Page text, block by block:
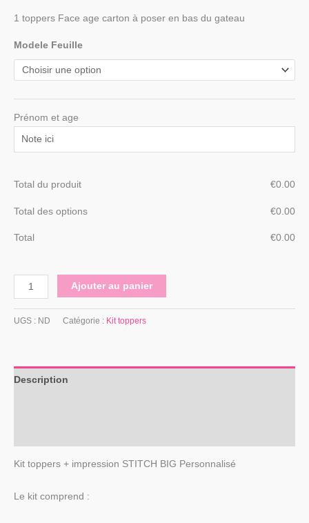
1 toppers Face age carton à poser en bas du gateau
Modele Feuille
Prénom et age
Total du produit €‎0.00
Total des options €‎0.00
Total €‎0.00
Ajouter au panier
UGS : ND Catégorie : Kit toppers
Description
Kit toppers + impression STITCH BIG Personnalisé
Le kit comprend :